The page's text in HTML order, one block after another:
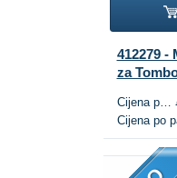
412279 -
za
Cijena po komadu
Cijena po